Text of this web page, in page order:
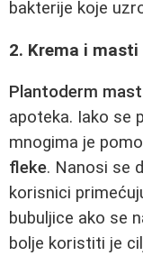
bakterije koje
2. Krema i
Plantoderm mast
apoteka. Iako se
mnogima je
fleke. Nanosi se
korisnici
bubuljice ako se
bolje koristiti je